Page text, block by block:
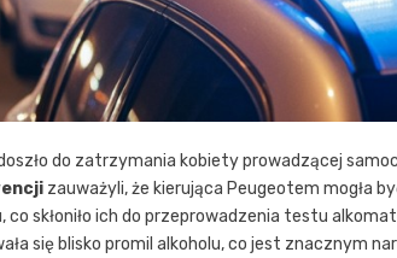
do zatrzymania kobiety prowadzącej
zauważyli, że kierująca Peugeotem mogła
co skłoniło ich do przeprowadzenia testu
się blisko promil alkoholu, co jest znacznym